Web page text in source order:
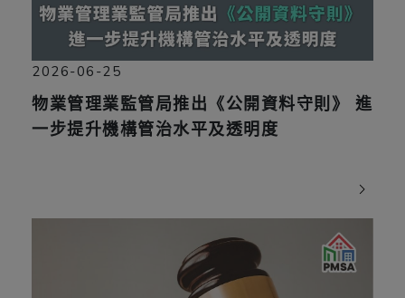
2026-06-25
物業管理業監管局推出《公開資料守則》 進
一步提升機構管治水平及透明度